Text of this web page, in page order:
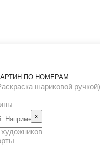
ПО НОМЕРАМ
шариковой ручкой)
х